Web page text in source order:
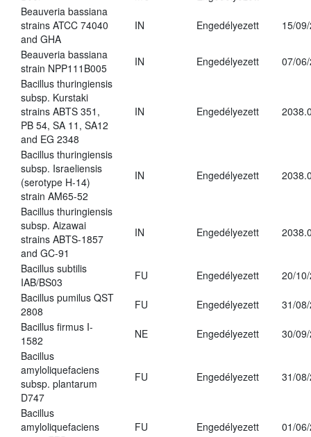
Beauveria bassiana
strains ATCC 74040
and GHA
IN Engedélyezett 15/
Beauveria bassiana
strain NPP111B005
IN Engedélyezett
07/
Bacillus thuringiensis
subsp. Kurstaki
strains ABTS 351,
PB 54, SA 11, SA12
and EG 2348
IN Engedélyezett
Bacillus thuringiensis
subsp. Israeliensis
(serotype H-14)
strain AM65-52
IN Engedélyezett
Bacillus thuringiensis
subsp. Aizawai
strains ABTS-1857
and GC-91
IN Engedélyezett
Bacillus subtilis
IAB/BS03
FU Engedélyezett
20/
Bacillus pumilus QST
2808
FU Engedélyezett
31/
Bacillus firmus I-
1582
NE Engedélyezett
30/
Bacillus
amyloliquefaciens
subsp. plantarum
D747
FU Engedélyezett 31/
Bacillus
amyloliquefaciens
FU Engedélyezett 01/